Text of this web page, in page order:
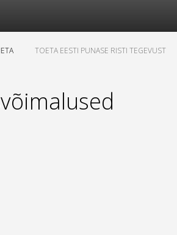
TOETA EESTI PUNASE RISTI TEGEVUST